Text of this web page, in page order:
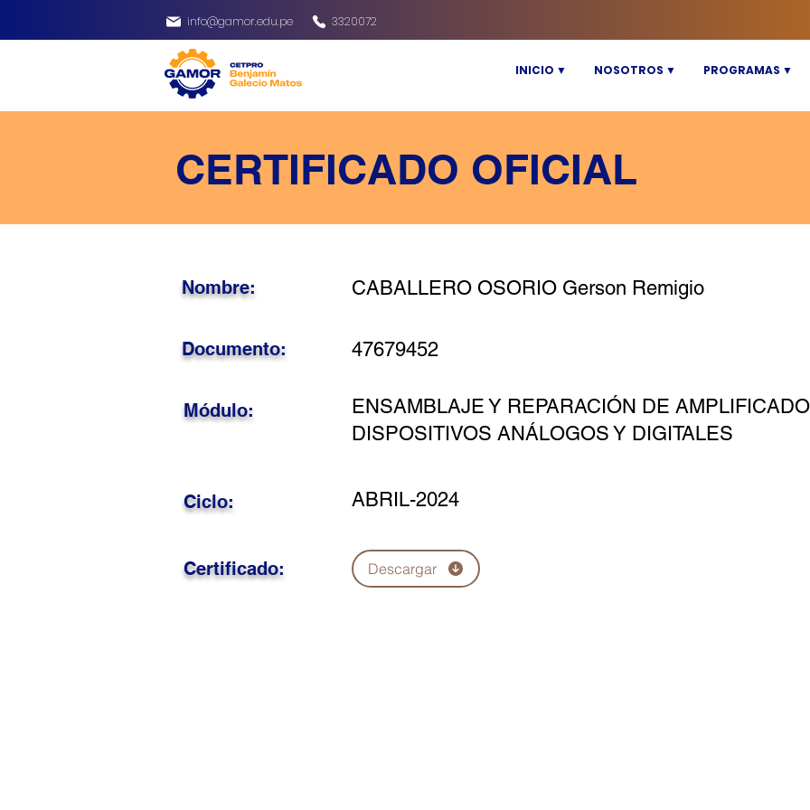
info@gamor.edu.pe 3320072
INICIO ▼ NOSOTROS ▼ PROGRAMAS ▼
CERTIFICADO OFICIAL
CABALLERO OSORIO Gerson Remigio
Nombre:
47679452
Documento:
ENSAMBLAJE Y REPARACIÓN DE
DISPOSITIVOS ANÁLOGOS Y DIGITALES
Módulo:
ABRIL-2024
Ciclo:
Certificado: Descargar